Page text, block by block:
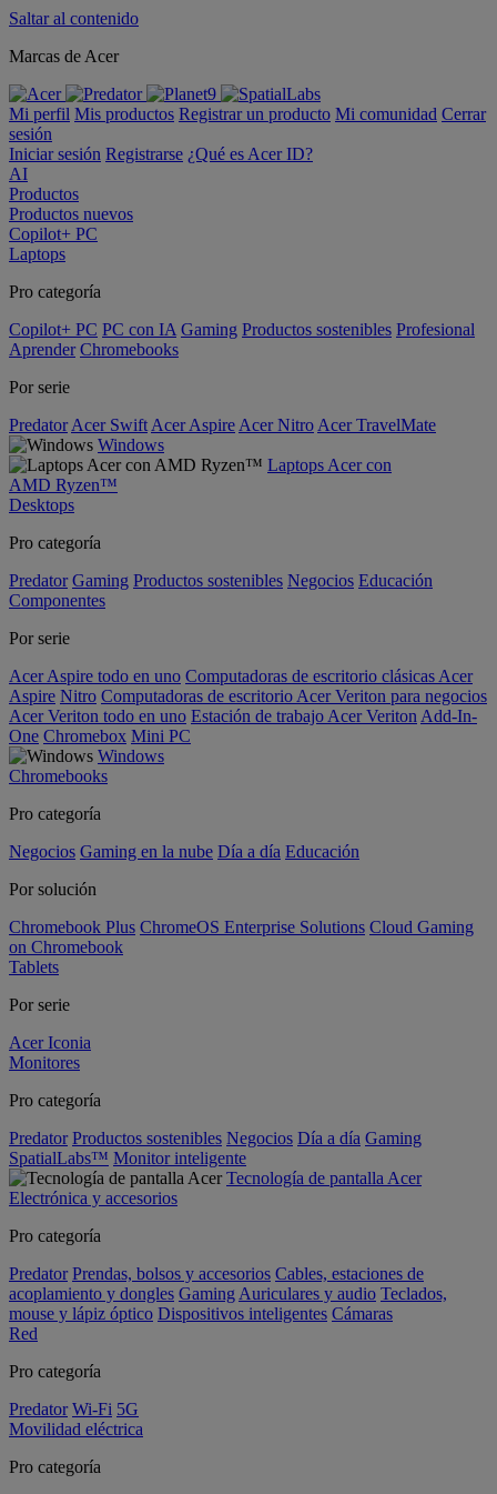
Saltar al contenido
Marcas de Acer
Mi perfil Mis productos Registrar un producto Mi comunidad Cerrar
sesión
Iniciar sesión Registrarse ¿Qué es Acer ID?
AI
Productos
Productos nuevos
Copilot+ PC
Laptops
Pro categoría
Copilot+ PC PC con IA Gaming Productos sostenibles Profesional
Aprender Chromebooks
Por serie
Predator Acer Swift Acer Aspire Acer Nitro Acer TravelMate
Windows
Laptops Acer con
AMD Ryzen™
Desktops
Pro categoría
Predator Gaming Productos sostenibles Negocios Educación
Componentes
Por serie
Acer Aspire todo en uno Computadoras de escritorio clásicas Acer
Aspire Nitro Computadoras de escritorio Acer Veriton para negocios
Acer Veriton todo en uno Estación de trabajo Acer Veriton Add-In-
One Chromebox Mini PC
Windows
Chromebooks
Pro categoría
Negocios Gaming en la nube Día a día Educación
Por solución
Chromebook Plus ChromeOS Enterprise Solutions Cloud Gaming
on Chromebook
Tablets
Por serie
Acer Iconia
Monitores
Pro categoría
Predator Productos sostenibles Negocios Día a día Gaming
SpatialLabs™ Monitor inteligente
Tecnología de pantalla Acer
Electrónica y accesorios
Pro categoría
Predator Prendas, bolsos y accesorios Cables, estaciones de
acoplamiento y dongles Gaming Auriculares y audio Teclados,
mouse y lápiz óptico Dispositivos inteligentes Cámaras
Red
Pro categoría
Predator Wi-Fi 5G
Movilidad eléctrica
Pro categoría